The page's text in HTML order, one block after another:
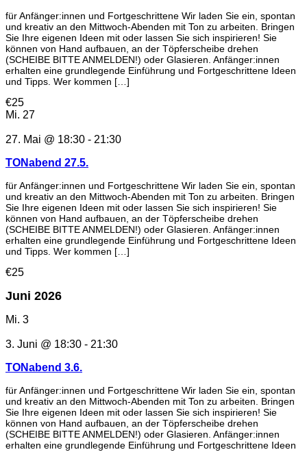
für Anfänger:innen und Fortgeschrittene Wir laden Sie ein, spontan
und kreativ an den Mittwoch-Abenden mit Ton zu arbeiten. Bringen
Sie Ihre eigenen Ideen mit oder lassen Sie sich inspirieren! Sie
können von Hand aufbauen, an der Töpferscheibe drehen
(SCHEIBE BITTE ANMELDEN!) oder Glasieren. Anfänger:innen
erhalten eine grundlegende Einführung und Fortgeschrittene Ideen
und Tipps. Wer kommen […]
€25
Mi. 27
27. Mai @ 18:30 - 21:30
TONabend 27.5.
für Anfänger:innen und Fortgeschrittene Wir laden Sie ein, spontan
und kreativ an den Mittwoch-Abenden mit Ton zu arbeiten. Bringen
Sie Ihre eigenen Ideen mit oder lassen Sie sich inspirieren! Sie
können von Hand aufbauen, an der Töpferscheibe drehen
(SCHEIBE BITTE ANMELDEN!) oder Glasieren. Anfänger:innen
erhalten eine grundlegende Einführung und Fortgeschrittene Ideen
und Tipps. Wer kommen […]
€25
Juni 2026
Mi. 3
3. Juni @ 18:30 - 21:30
TONabend 3.6.
für Anfänger:innen und Fortgeschrittene Wir laden Sie ein, spontan
und kreativ an den Mittwoch-Abenden mit Ton zu arbeiten. Bringen
Sie Ihre eigenen Ideen mit oder lassen Sie sich inspirieren! Sie
können von Hand aufbauen, an der Töpferscheibe drehen
(SCHEIBE BITTE ANMELDEN!) oder Glasieren. Anfänger:innen
erhalten eine grundlegende Einführung und Fortgeschrittene Ideen